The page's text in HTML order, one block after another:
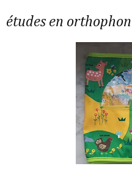
études en